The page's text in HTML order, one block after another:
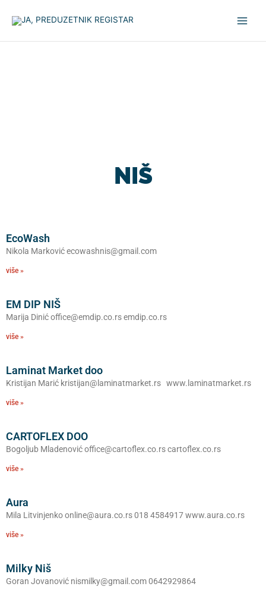
NIŠ
EcoWash
Nikola Marković ecowashnis@gmail.com
više »
EM DIP NIŠ
Marija Dinić office@emdip.co.rs emdip.co.rs
više »
Laminat Market doo
Kristijan Marić kristijan@laminatmarket.rs www.laminatmarket.rs
više »
CARTOFLEX DOO
Bogoljub Mladenović office@cartoflex.co.rs cartoflex.co.rs
više »
Aura
Mila Litvinjenko online@aura.co.rs 018 4584917 www.aura.co.rs
više »
Milky Niš
Goran Jovanović nismilky@gmail.com 0642929864